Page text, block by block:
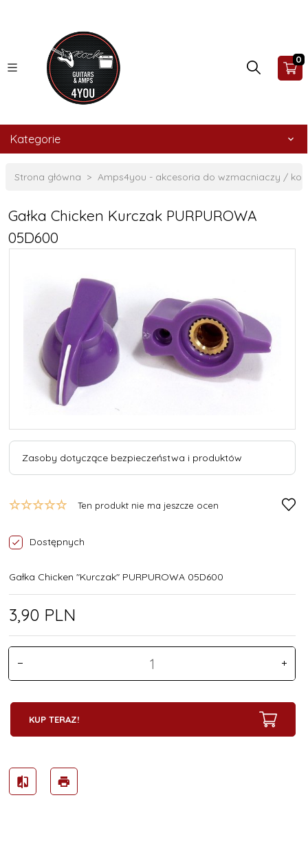
0
Kategorie
Strona główna Amps4you - akcesoria do wzmacniaczy /
Gałka Chicken Kurczak PURPUROWA
05D600
Zasoby dotyczące bezpieczeństwa i produktów
Ten produkt nie ma jeszcze ocen
Dostępnych
Gałka Chicken "Kurczak" PURPUROWA 05D600
3,90 PLN
KUP TERAZ!